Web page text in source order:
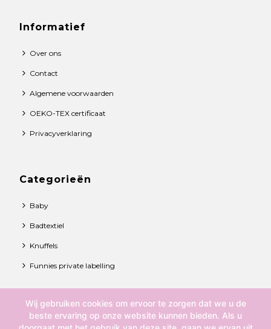
Informatief
Over ons
Contact
Algemene voorwaarden
OEKO-TEX certificaat
Privacyverklaring
Categorieën
Baby
Badtextiel
Knuffels
Funnies private labelling
© 2021 Funnies BV. All rights reserved.
Wij gebruiken cookies om ervoor te zorgen dat we u de
beste ervaring op onze website kunnen bieden. Als u